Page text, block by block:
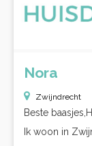
Nora
Zwijndrecht
Beste
Ik woon in